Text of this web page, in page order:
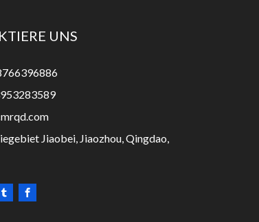
UNS
Jiaobei, Jiaozhou, Qingdao,